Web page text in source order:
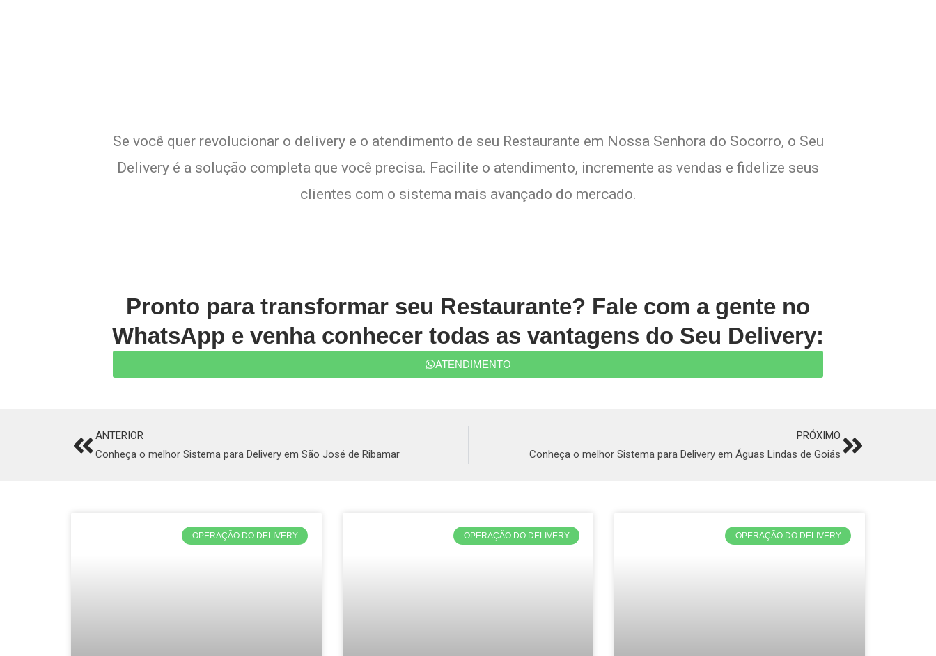
Se você quer revolucionar o delivery e o atendimento de seu Restaurante em Nossa Senhora do Socorro, o Seu
Delivery é a solução completa que você precisa. Facilite o atendimento, incremente as vendas e fidelize seus
clientes com o sistema mais avançado do mercado.
Pronto para transformar seu Restaurante? Fale com a gente no
WhatsApp e venha conhecer todas as vantagens do Seu Delivery:
ATENDIMENTO
PrevANTERIOR
Conheça o melhor Sistema para Delivery em São José de Ribamar
PRÓXIMO
Conheça o melhor Sistema para Delivery em Águas Lindas de Goiás Next
OPERAÇÃO DO DELIVERY OPERAÇÃO DO DELIVERY OPERAÇÃO DO DELIVERY